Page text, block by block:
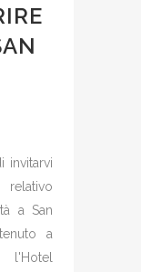
invitarvi
a San
a
l'Hotel